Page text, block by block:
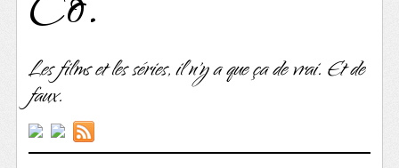
Les films et les séries, il n'y a que ça de vrai. Et de
faux.